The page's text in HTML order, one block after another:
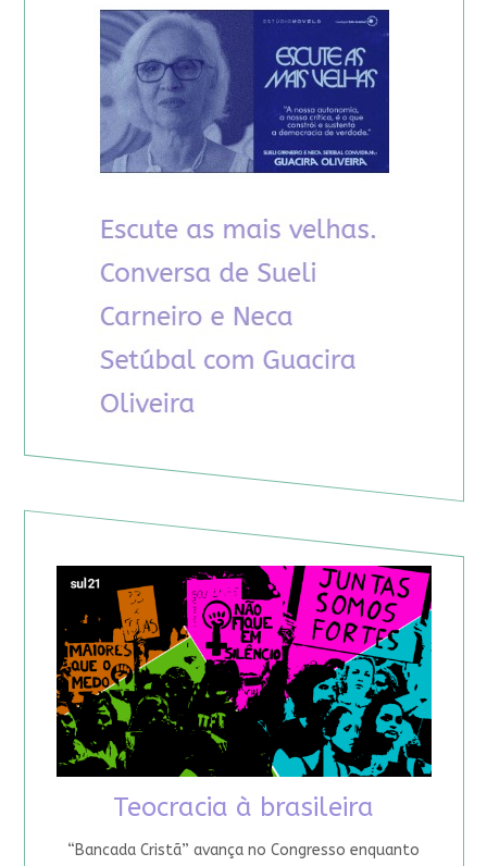
Teocracia à brasileira
“Bancada Cristã” avança no Congresso enquanto